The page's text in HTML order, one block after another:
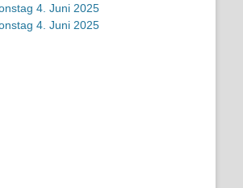
4. Juni 2025
4. Juni 2025